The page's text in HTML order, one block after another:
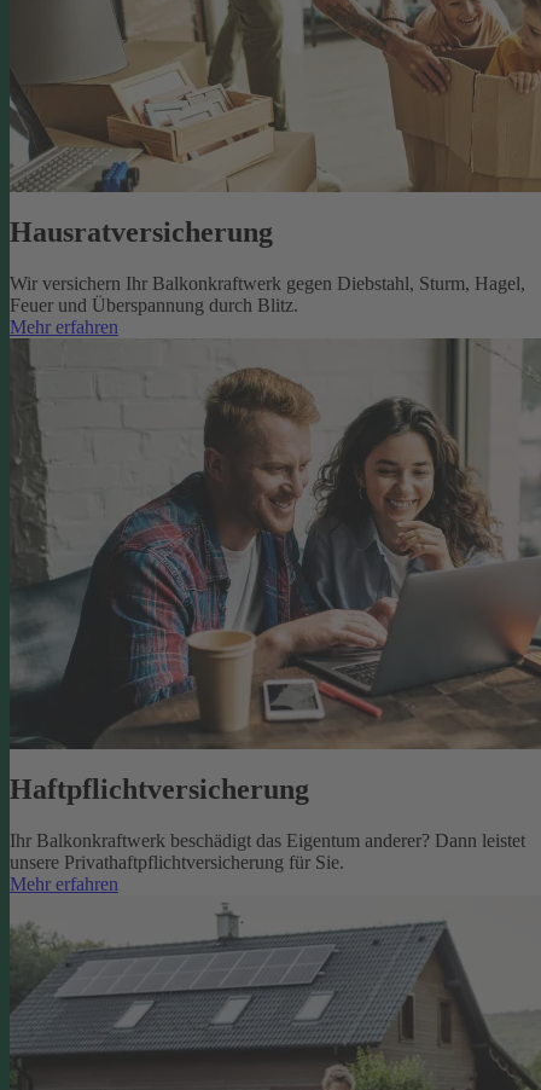
Hausratversicherung
Wir versichern Ihr Balkonkraftwerk gegen Diebstahl, Sturm, Hagel,
Feuer und Überspannung durch Blitz.
Mehr erfahren
Haftpflichtversicherung
Ihr Balkonkraftwerk beschädigt das Eigentum anderer? Dann leistet
unsere Privathaftpflichtversicherung für Sie.
Mehr erfahren